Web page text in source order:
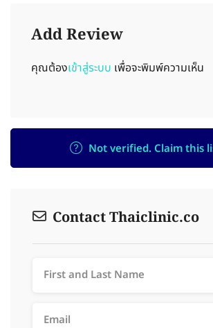
Add Review
คุณต้องเข้าสู่ระบบ เพื่อจะพิมพ์ความเห็น
Not verified. Claim this
Contact Thaiclinic.co